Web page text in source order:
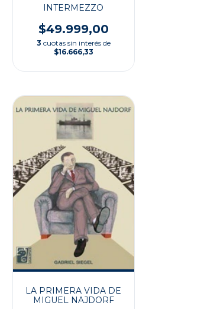
INTERMEZZO
$49.999,00
3 cuotas sin interés de
$16.666,33
LA PRIMERA VIDA DE
MIGUEL NAJDORF